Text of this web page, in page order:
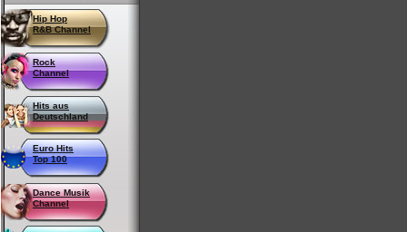
Hip Hop
R&B Channel
Rock
Channel
Hits aus
Deutschland
Euro Hits
Top 100
Dance Musik
Channel